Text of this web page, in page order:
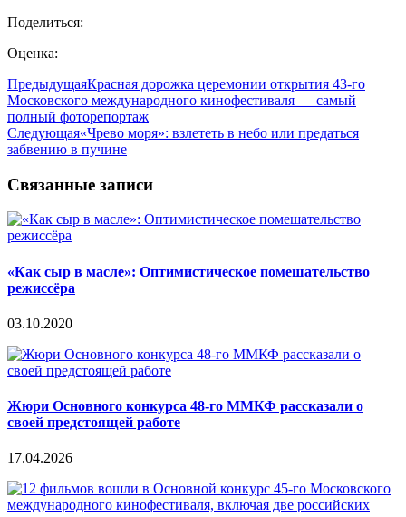
Поделиться:
Оценка:
ПредыдущаяКрасная дорожка церемонии открытия 43-го
Московского международного кинофестиваля — самый
полный фоторепортаж
Следующая«Чрево моря»: взлететь в небо или предаться
забвению в пучине
Связанные записи
«Как сыр в масле»: Оптимистическое помешательство
режиссёра
03.10.2020
Жюри Основного конкурса 48-го ММКФ рассказали о
своей предстоящей работе
17.04.2026